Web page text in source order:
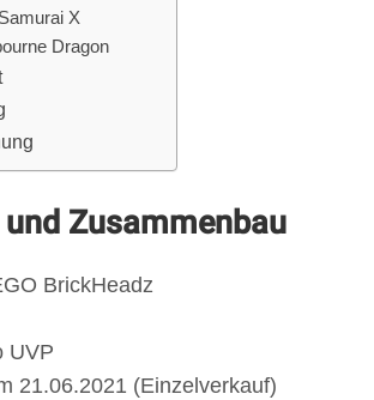
X
Dragon
Zusammenbau
BrickHeadz
UVP
21.06.2021 (Einzelverkauf)